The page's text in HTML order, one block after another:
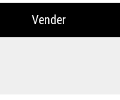
Vender